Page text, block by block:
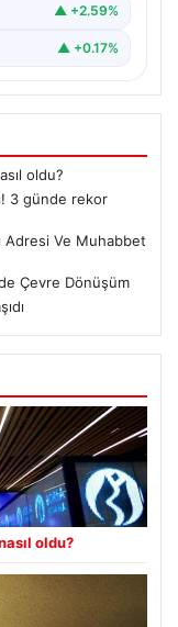
▲ +2.59%
▲ +0.17%
oldu?
3 günde rekor
Adresi Ve Muhabbet
Çevre Dönüşüm
oldu?